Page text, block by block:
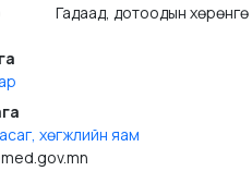
Гадаад, дотоодын
хөгжлийн яам